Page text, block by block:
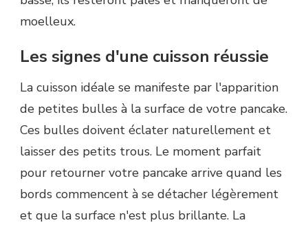
moelleux.
Les signes d'une cuisson réussie
La cuisson idéale se manifeste par l'apparition
de petites bulles à la surface de votre pancake.
Ces bulles doivent éclater naturellement et
laisser des petits trous. Le moment parfait
pour retourner votre pancake arrive quand les
bords commencent à se détacher légèrement
et que la surface n'est plus brillante. La